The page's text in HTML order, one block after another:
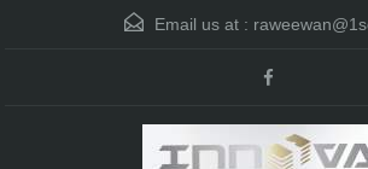
Email us at :